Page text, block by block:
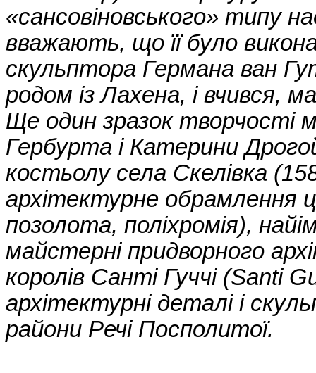
«сансовіновського» типу
вважають, що її було
скульптора Германа ван
родом із Лахена, і вчився,
Ще один зразок творчості
Гербурта і Катерини
костьолу села Скелівка
архітектурне обрамлення
позолота, поліхромія),
майстерні придворного
королів Санті Гуччі (Santi
архітектурні деталі і
райони Речі Посполитої.